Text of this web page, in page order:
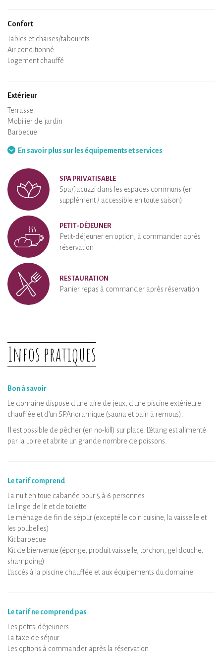
Confort
Spa
Sauna privatif
Tables et chaises/tabourets
Air conditionné
Logement chauffé
Extérieur
Terrasse
Mobilier de jardin
Barbecue
En savoir plus sur les équipements et services
SPA PRIVATISABLE
Spa/Jacuzzi dans les espaces communs (en
supplément / accessible en toute saison)
PETIT-DÉJEUNER
Petit-déjeuner en option, à commander après
réservation
RESTAURATION
Panier repas à commander après réservation
Infos pratiques
Bon à savoir
Le domaine dispose d'une aire de jeux, d'une piscine extérieure
chauffée et d'un SPAnoramique (sauna et bain à remous).
Il est possible de pêcher (en no-kill) sur place. L'étang est alimenté
par la Loire et abrite un grande nombre de poissons.
Le tarif comprend
La nuit en toue cabanée pour 5 à 6 personnes
Le linge de lit et de toilette
Le ménage de fin de séjour (excepté le coin cuisine, la vaisselle et
les poubelles)
Kit barbecue
Kit de bienvenue (éponge, produit vaisselle, torchon, gel douche,
shampoing)
L'accès à la piscine chauffée et aux équipements du domaine
Le tarif ne comprend pas
Les petits-déjeuners
La taxe de séjour
Les options à commander après la réservation